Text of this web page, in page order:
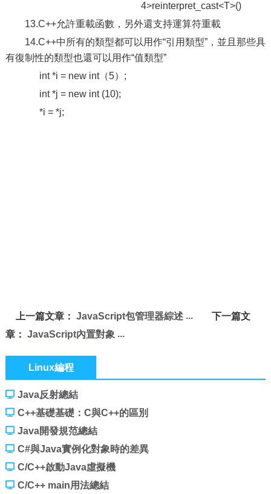
4>reinterpret_cast<T>()
13.C++允許重載函數，另外還支持運算符重載
14.C++中所有的類型都可以用作“引用類型”，並且那些具
有復制性的類型也還可以用作“值類型”
int *i = new int（5）;
int *j = new int (10);
*i = *j;
上一篇文章：JavaScript包管理器綜述
下一篇文
章： JavaScript內置對象
Linux編程
Java反射總結
C++基礎基礎：C與C++的區別
Java開發規范總結
C#與Java實例化對象時的差異
C/C++啟動Java虛擬機
C/C++ main用法總結